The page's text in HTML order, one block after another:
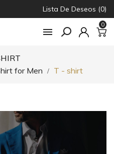
Lista De Deseos (0)

0
for Men T - shirt